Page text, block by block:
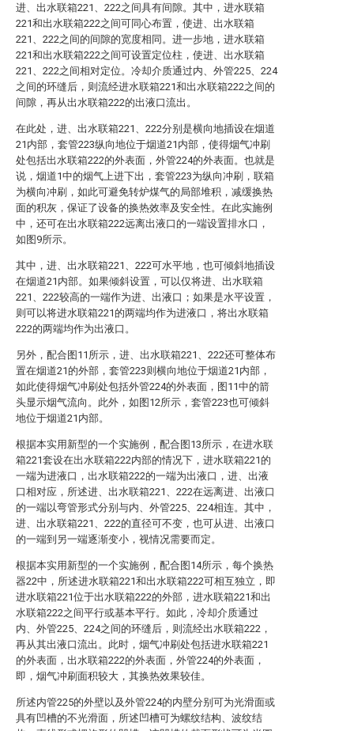
进、出水联箱221、222之间具有间隙。其中，进水联箱
221和出水联箱222之间可同心布置，使进、出水联箱
221、222之间的间隙的宽度相同。进一步地，进水联箱
221和出水联箱222之间可设置定位柱，使进、出水联箱
221、222之间相对定位。冷却介质通过内、外管225、224
之间的环缝后，则流经进水联箱221和出水联箱222之间的
间隙，再从出水联箱222的出液口流出。
在此处，进、出水联箱221、222分别是横向地插设在烟道
21内部，套管223纵向地位于烟道21内部，使得烟气冲刷
处包括出水联箱222的外表面，外管224的外表面。也就是
说，烟道1中的烟气上进下出，套管223为纵向冲刷，联箱
为横向冲刷，如此可避免转炉煤气的局部堆积，减缓换热
面的积灰，保证了设备的换热效率及安全性。在此实施例
中，还可在出水联箱222远离出液口的一端设置排水口，
如图9所示。
其中，进、出水联箱221、222可水平地，也可倾斜地插设
在烟道21内部。如果倾斜设置，可以仅将进、出水联箱
221、222较高的一端作为进、出液口；如果是水平设置，
则可以将进水联箱221的两端均作为进液口，将出水联箱
222的两端均作为出液口。
另外，配合图11所示，进、出水联箱221、222还可整体布
置在烟道21的外部，套管223则横向地位于烟道21内部，
如此使得烟气冲刷处包括外管224的外表面，图11中的箭
头显示烟气流向。此外，如图12所示，套管223也可倾斜
地位于烟道21内部。
根据本实用新型的一个实施例，配合图13所示，在进水联
箱221套设在出水联箱222内部的情况下，进水联箱221的
一端为进液口，出水联箱222的一端为出液口，进、出液
口相对应，所述进、出水联箱221、222在远离进、出液口
的一端以弯管形式分别与内、外管225、224相连。其中，
进、出水联箱221、222的直径可不变，也可从进、出液口
的一端到另一端逐渐变小，视情况需要而定。
根据本实用新型的一个实施例，配合图14所示，每个换热
器22中，所述进水联箱221和出水联箱222可相互独立，即
进水联箱221位于出水联箱222的外部，进水联箱221和出
水联箱222之间平行或基本平行。如此，冷却介质通过
内、外管225、224之间的环缝后，则流经出水联箱222，
再从其出液口流出。此时，烟气冲刷处包括进水联箱221
的外表面，出水联箱222的外表面，外管224的外表面，
即，烟气冲刷面积较大，其换热效果较佳。
所述内管225的外壁以及外管224的内壁分别可为光滑面或
具有凹槽的不光滑面，所述凹槽可为螺纹结构、波纹结